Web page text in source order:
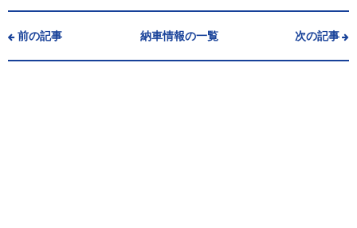
前の記事 納車情報の一覧 次の記事